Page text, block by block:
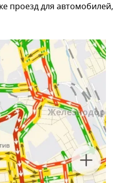
проезд для автомобилей,